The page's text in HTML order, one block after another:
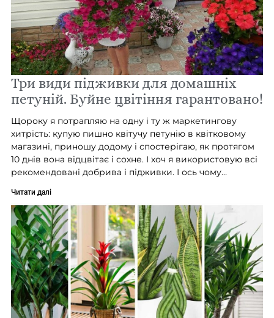
Три види підживки для домашніх
петуній. Буйне цвітіння гарантовано!
Щороку я потрапляю на одну і ту ж маркетингову
хитрість: купую пишно квітучу петунію в квітковому
магазині, приношу додому і спостерігаю, як протягом
10 днів вона відцвітає і сохне. І хоч я використовую всі
рекомендовані добрива і підживки. І ось чому…
Читати далі